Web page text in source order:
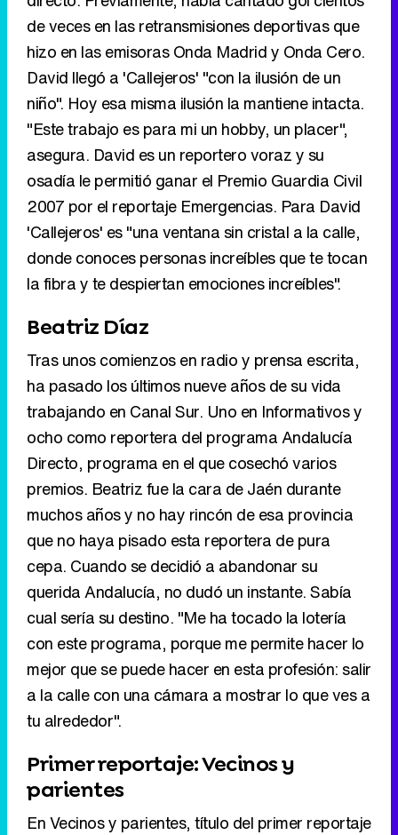
de veces en las retransmisiones deportivas que
hizo en las emisoras Onda Madrid y Onda Cero.
David llegó a 'Callejeros' "con la ilusión de un
niño". Hoy esa misma ilusión la mantiene intacta.
"Este trabajo es para mi un hobby, un placer",
asegura. David es un reportero voraz y su
osadía le permitió ganar el Premio Guardia Civil
2007 por el reportaje Emergencias. Para David
'Callejeros' es "una ventana sin cristal a la calle,
donde conoces personas increíbles que te tocan
la fibra y te despiertan emociones increíbles".
Beatriz Díaz
Tras unos comienzos en radio y prensa escrita,
ha pasado los últimos nueve años de su vida
trabajando en Canal Sur. Uno en Informativos y
ocho como reportera del programa Andalucía
Directo, programa en el que cosechó varios
premios. Beatriz fue la cara de Jaén durante
muchos años y no hay rincón de esa provincia
que no haya pisado esta reportera de pura
cepa. Cuando se decidió a abandonar su
querida Andalucía, no dudó un instante. Sabía
cual sería su destino. "Me ha tocado la lotería
con este programa, porque me permite hacer lo
mejor que se puede hacer en esta profesión: salir
a la calle con una cámara a mostrar lo que ves a
tu alrededor".
Primer reportaje: Vecinos y
parientes
En Vecinos y parientes, título del primer reportaje